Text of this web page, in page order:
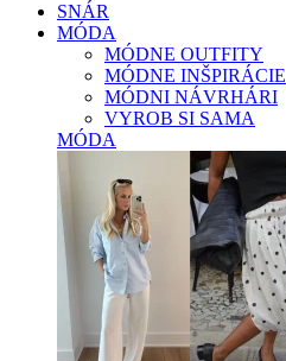
SNÁR
MÓDA
MÓDNE OUTFITY
MÓDNE INŠPIRÁCIE
MÓDNI NÁVRHÁRI
VYROB SI SAMA
MÓDA